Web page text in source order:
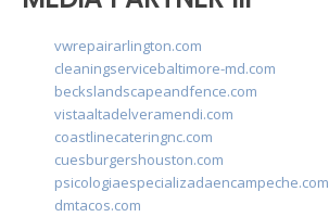
vwrepairarlington.com
cleaningservicebaltimore-md.com
beckslandscapeandfence.com
vistaaltadelveramendi.com
coastlinecateringnc.com
cuesburgershouston.com
psicologiaespecializadaencampeche.com
dmtacos.com